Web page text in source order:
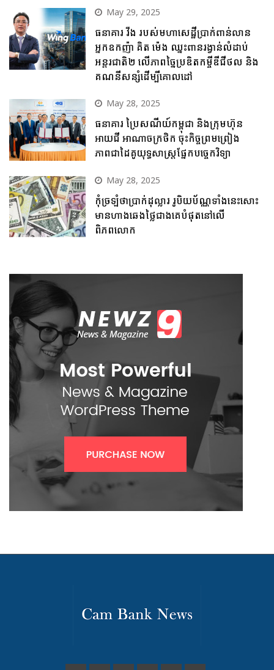
May 29, 2025
ធនាគារ វីង របស់មហាសេដ្ឋីប្រាក់ពាន់លាន
អ្នកឧកញ៉ា គិត ម៉េង ឈ្នះពានរង្វាន់លំដាប់
អន្តរជាតិ២ លើភាពច្នៃប្រឌិតកម្ចីឌីជីថល និង
គណនីសន្សំដើម្បីគោលដៅ
May 28, 2025
ធនាគារ ប្រៃសណីយ៍កម្ពុជា និងក្រុមហ៊ុន
អាយជី អាណាចក្រថិក ចុះកិច្ចព្រមព្រៀង
ភាពជាដៃគូយុទ្ធសាស្ត្រផ្នែកបច្ចេកវិទ្យា
May 28, 2025
កុំច្រឡំថាប្រាក់ដុល្លារ រូបិយប័ណ្ណទាំងនេះសោះ
មានហាងឆេងថ្លៃជាងគេបំផុតនៅលើ
ពិភពលោក